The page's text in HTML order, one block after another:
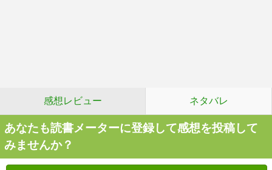
感想レビュー ネタバレ
あなたも読書メーターに登録して感想を投稿して
みませんか？